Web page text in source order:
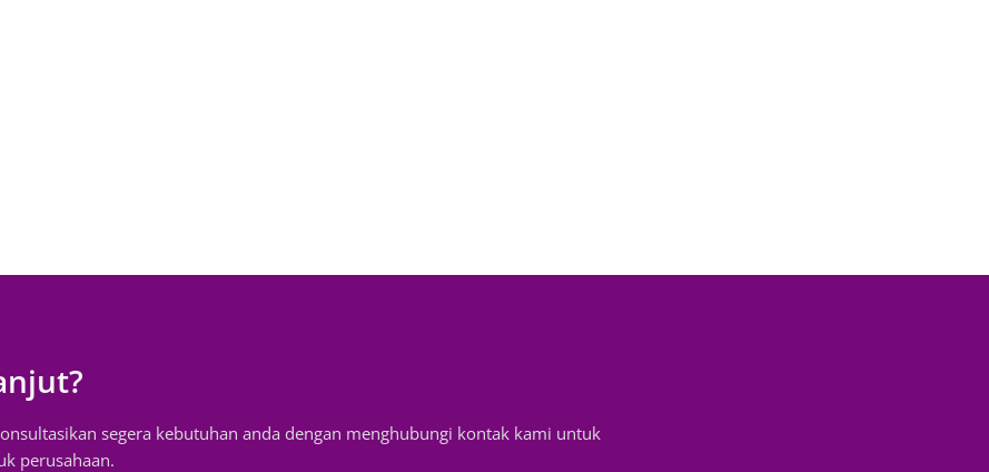
segera kebutuhan anda dengan menghubungi kontak kami untuk
perusahaan.